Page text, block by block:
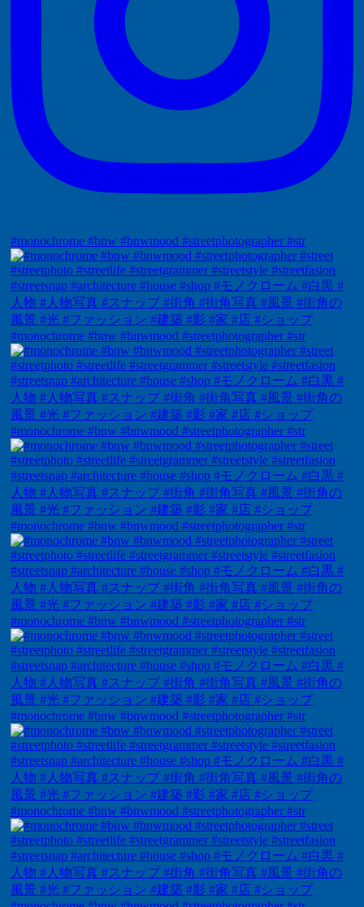
#monochrome #bnw #bnwmood #streetphotographer #str
#monochrome #bnw #bnwmood #streetphotographer #str
#monochrome #bnw #bnwmood #streetphotographer #str
#monochrome #bnw #bnwmood #streetphotographer #str
#monochrome #bnw #bnwmood #streetphotographer #str
#monochrome #bnw #bnwmood #streetphotographer #str
#monochrome #bnw #bnwmood #streetphotographer #str